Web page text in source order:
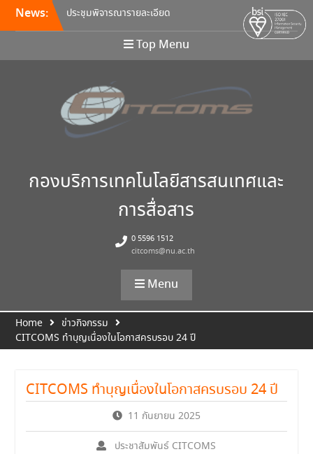
News:
ประชุมพิจารณารายละเอียด
คุณลักษณะ และกำหนดราคา
กลางครุภัณฑ์คอมพิวเตอร์ ครั้ง
ที่ 5/2569
Integration / Continuous
Deployment (CI/CD)
ขอเชิญเข้าร่วมการอบรมสัมมนา
“พัฒนาทักษะการเรียนการสอน
Top Menu
กองบริการเทคโนโลยีสารสนเทศและ
การสื่อสาร
0 5596 1512
citcoms@nu.ac.th
Menu
Home
ข่าวกิจกรรม
CITCOMS ทำบุญเนื่องในโอกาสครบรอบ 24 ปี
CITCOMS ทำบุญเนื่องในโอกาสครบรอบ 24 ปี
11 กันยายน 2025
ประชาสัมพันธ์ CITCOMS